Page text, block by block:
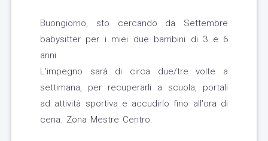
Buongiorno, sto cercando da Settembre
babysitter per i miei due bambini di 3 e 6
anni.
L'impegno sarà di circa due/tre volte a
settimana, per recuperarli a scuola, portali
ad attività sportiva e accudirlo fino all'ora di
cena. Zona Mestre Centro.